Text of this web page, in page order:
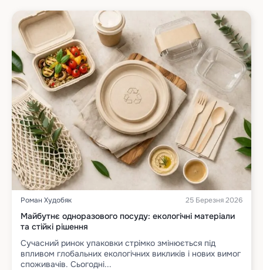
Роман Худобяк 25 Березня 2026
Майбутнє одноразового посуду: екологічні матеріали
та стійкі рішення
Сучасний ринок упаковки стрімко змінюється під
впливом глобальних екологічних викликів і нових вимог
споживачів. Сьогодні...